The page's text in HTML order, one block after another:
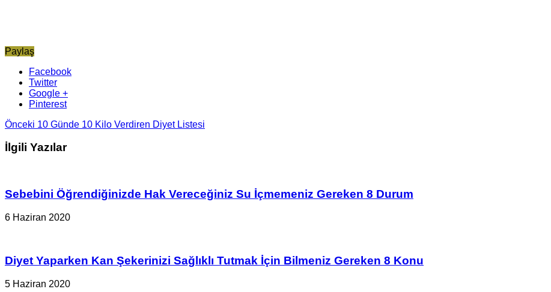
Paylaş
Facebook
Twitter
Google +
Pinterest
Önceki 10 Günde 10 Kilo Verdiren Diyet Listesi
İlgili Yazılar
Sebebini Öğrendiğinizde Hak Vereceğiniz Su İçmemeniz Gereken 8 Durum
6 Haziran 2020
Diyet Yaparken Kan Şekerinizi Sağlıklı Tutmak İçin Bilmeniz Gereken 8 Konu
5 Haziran 2020